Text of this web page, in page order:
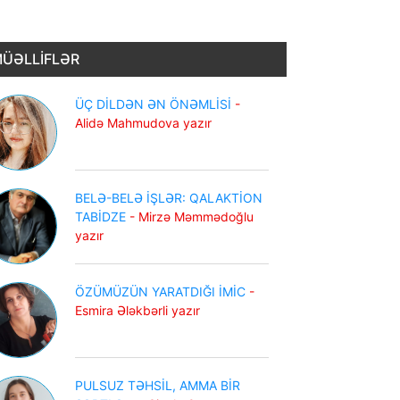
ÜÇ DİLDƏN ƏN ÖNƏMLİSİ -
Alidə Mahmudova yazır
BELƏ-BELƏ İŞLƏR: QALAKTİON
TABİDZE - Mirzə Məmmədoğlu
yazır
ÖZÜMÜZÜN YARATDIĞI İMİC -
Esmira Ələkbərli yazır
PULSUZ TƏHSİL, AMMA BİR